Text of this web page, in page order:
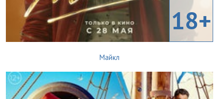
18+
Майкл